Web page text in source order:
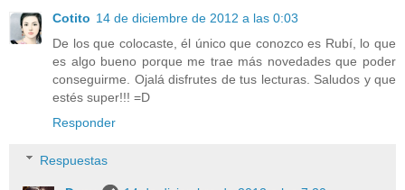
Cotito 14 de diciembre de 2012 a las 0:03
De los que colocaste, él único que conozco es Rubí, lo que
es algo bueno porque me trae más novedades que poder
conseguirme. Ojalá disfrutes de tus lecturas. Saludos y que
estés super!!! =D
Responder
Respuestas